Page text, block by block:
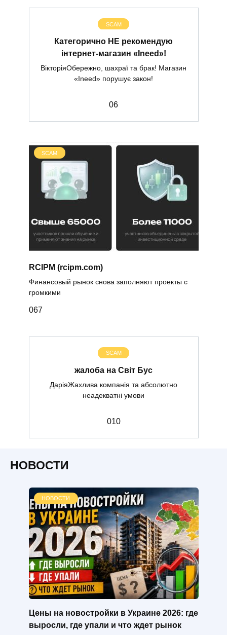
SCAM
Категорично НЕ рекомендую
інтернет-магазин «Ineed»!
ВікторіяОбережно, шахраї та брак! Магазин
«Ineed» порушує закон!
06
SCAM
RCIPM (rcipm.com)
Финансовый рынок снова заполняют проекты с
громкими
067
SCAM
жалоба на Світ Бус
ДаріяЖахлива компанія та абсолютно
неадекватні умови
010
НОВОСТИ
НОВОСТИ
Цены на новостройки в Украине 2026: где
выросли, где упали и что ждет рынок